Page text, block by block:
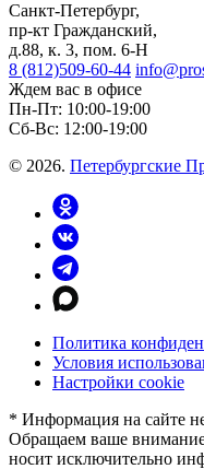
Санкт-Петербург,
пр-кт Гражданский,
д.88, к. 3, пом. 6-Н
8 (812)509-60-44
Ждем вас в офисе
Пн‑Пт: 10:00‑19:00
Сб-Вс: 12:00-19:00
© 2026. Петербургские
Политика
Условия
Настройки cookie
* Информация на сайте
Обращаем ваше
носит исключительно